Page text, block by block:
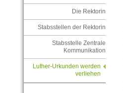
Die Rektorin
Stabsstellen der Rektorin
Stabsstelle Zentrale
Kommunikation
Luther-Urkunden werden
verliehen